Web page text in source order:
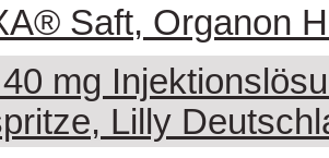
Saft, Organon
mg
Lilly